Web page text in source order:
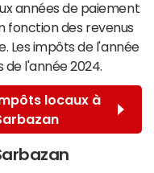
années de paiement
fonction des revenus
Les impôts de l'année
l'année 2024.
locaux à